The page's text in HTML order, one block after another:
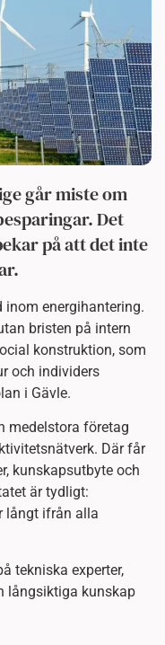
går miste om
Det
på att det inte
energihantering.
bristen på intern
konstruktion, som
och individers
i Gävle.
medelstora företag
Där får
kunskapsutbyte och
är tydligt:
långt ifrån alla
tekniska experter,
långsiktiga kunskap